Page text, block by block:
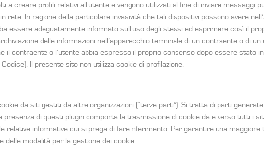
a creare profili relativi all’utente e vengono utilizzati al fine di inviare messaggi
rete. In ragione della particolare invasività che tali dispositivi possono avere
essere adeguatamente informato sull’uso degli stessi ed esprimere così il
delle informazioni nell’apparecchio terminale di un contraente o di
il contraente o l’utente abbia espresso il proprio consenso dopo essere stato
Il presente sito non utilizza cookie di profilazione.
da siti gestiti da altre organizzazioni (“terze parti”). Si tratta di parti
presenza di questi plugin comporta la trasmissione di cookie da e verso tutti i
relative informative cui si prega di fare riferimento. Per garantire una
delle modalità per la gestione dei cookie.